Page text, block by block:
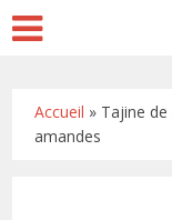
Accueil » Tajine
amandes